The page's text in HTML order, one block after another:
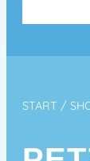
START /